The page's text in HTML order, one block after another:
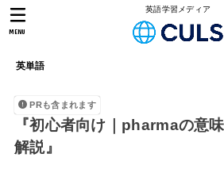
英語学習メディア
英単語
MENU
PRも含まれます
『初心者向け｜pharmaの意
解説』